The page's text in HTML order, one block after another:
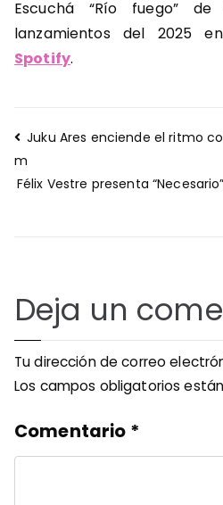
Escuchá “Río fuego”
lanzamientos del 2025
Spotify.
Navegación
de
entradas
Juku Ares enciende el ritmo
m
Félix Vestre presenta
Deja un
Tu dirección de correo
Los campos obligatorios
Comentario *